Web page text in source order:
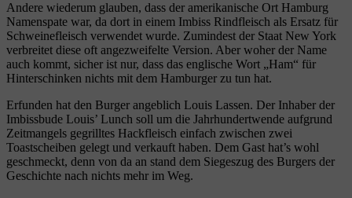
Andere wiederum glauben, dass der amerikanische Ort Hamburg
Namenspate war, da dort in einem Imbiss Rindfleisch als Ersatz für
Schweinefleisch verwendet wurde. Zumindest der Staat New York
verbreitet diese oft angezweifelte Version. Aber woher der Name
auch kommt, sicher ist nur, dass das englische Wort „Ham“ für
Hinterschinken nichts mit dem Hamburger zu tun hat.
Erfunden hat den Burger angeblich Louis Lassen. Der Inhaber der
Imbissbude Louis’ Lunch soll um die Jahrhundertwende aufgrund
Zeitmangels gegrilltes Hackfleisch einfach zwischen zwei
Toastscheiben gelegt und verkauft haben. Dem Gast hat’s wohl
geschmeckt, denn von da an stand dem Siegeszug des Burgers der
Geschichte nach nichts mehr im Weg.